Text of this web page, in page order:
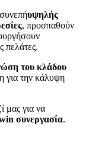
υψηλής
, προσπαθούν
πελάτες.
του κλάδου
για την κάλυψη
μας για να
συνεργασία.